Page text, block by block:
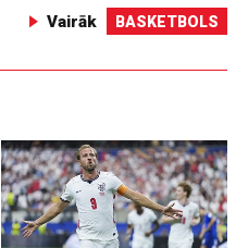
Vairāk BASKETBOLS